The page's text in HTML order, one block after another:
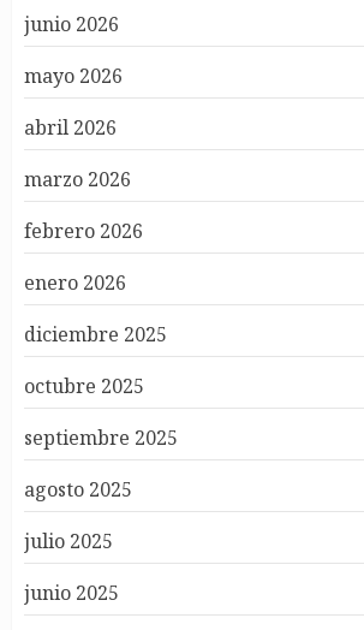
junio 2026
mayo 2026
abril 2026
marzo 2026
febrero 2026
enero 2026
diciembre 2025
octubre 2025
septiembre 2025
agosto 2025
julio 2025
junio 2025